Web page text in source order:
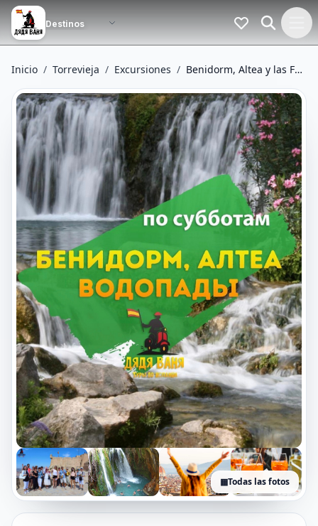
Inicio / Torrevieja / Excursiones / Benidorm, Altea y las Fuentes del Algar
+2 fotos
▦Todas las fotos